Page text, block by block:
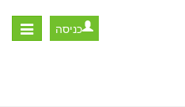
Toggle
כניסה